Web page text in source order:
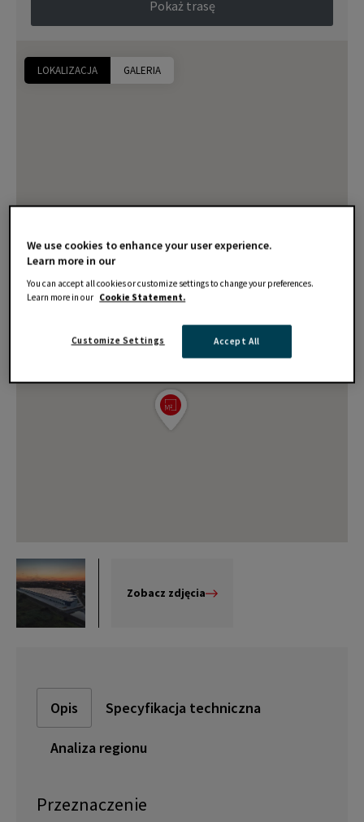
LOKALIZACJA GALERIA
Pokaż trasę
Zobacz zdjęcia
Opis Specyfikacja techniczna
Analiza regionu
Przeznaczenie
We use cookies to enhance your user experience.
Learn more in our
You can accept all cookies or customize settings to change your preferences.
Learn more in our Cookie Statement.
Accept All
Customize Settings